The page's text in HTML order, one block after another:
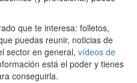
que te interesa: folletos,
puedas reunir, noticias de
sector en general, vídeos de
está el poder y tienes
conseguirla.